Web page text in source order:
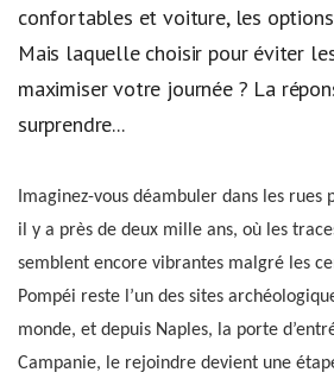
confortables et voiture, les options
Mais laquelle choisir pour éviter
maximiser votre journée ? La
surprendre...
Imaginez-vous déambuler dans les rues
il y a près de deux mille ans, où les
semblent encore vibrantes malgré les
Pompéi reste l’un des sites
monde, et depuis Naples, la porte
Campanie, le rejoindre devient une